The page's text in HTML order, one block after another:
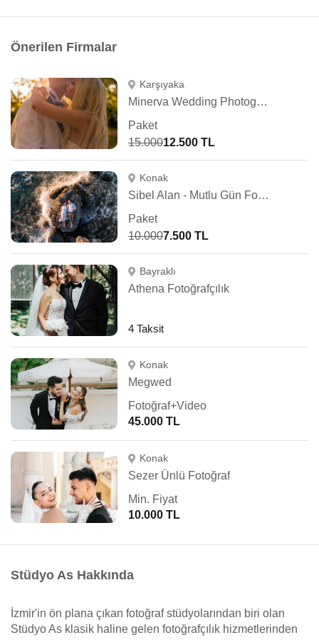
Önerilen Firmalar
Karşıyaka
Minerva Wedding Photography
Paket
15.00012.500 TL
Konak
Sibel Alan - Mutlu Gün Fotoğrafçısı
Paket
10.0007.500 TL
Bayraklı
Athena Fotoğrafçılık
4 Taksit
Konak
Megwed
Fotoğraf+Video
45.000 TL
Konak
Sezer Ünlü Fotoğraf
Min. Fiyat
10.000 TL
Stüdyo As Hakkında
İzmir'in ön plana çıkan fotoğraf stüdyolarından biri olan
Stüdyo As klasik haline gelen fotoğrafçılık hizmetlerinden